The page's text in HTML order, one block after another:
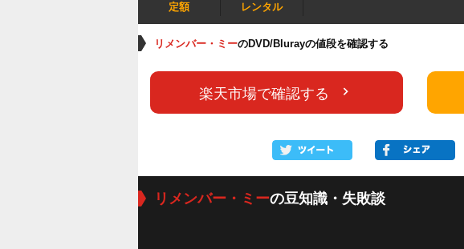
定額
レンタル
リメンバー・ミーのDVD/Blurayの値段を確認する
楽天市場で確認する
リメンバー・ミーの豆知識・失敗談